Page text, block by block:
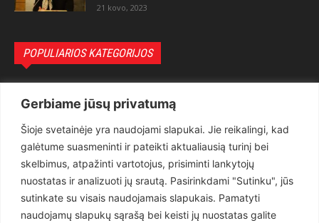
Gerbiame jūsų privatumą
Šioje svetainėje yra naudojami slapukai. Jie reikalingi, kad
galėtume suasmeninti ir pateikti aktualiausią turinį bei
skelbimus, atpažinti vartotojus, prisiminti lankytojų
nuostatas ir analizuoti jų srautą. Pasirinkdami "Sutinku", jūs
sutinkate su visais naudojamais slapukais. Pamatyti
naudojamų slapukų sąrašą bei keisti jų nuostatas galite
21 kovo, 2023
POPULIARIOS KATEGORIJOS
Teisėsauga
1497
Aktualu
Lietuva
619
Pasaulis